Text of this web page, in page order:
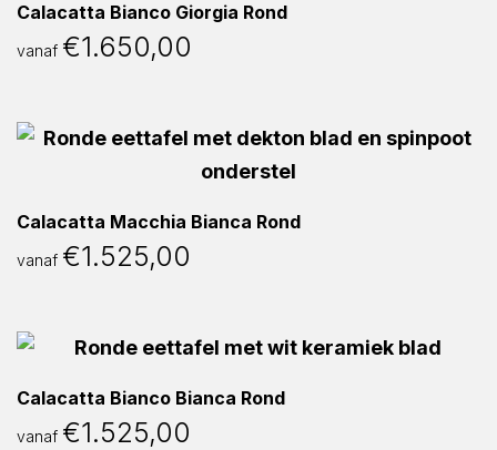
Calacatta Bianco Giorgia Rond
vanaf €1.650,00
Calacatta Macchia Bianca Rond
vanaf €1.525,00
Calacatta Bianco Bianca Rond
vanaf €1.525,00